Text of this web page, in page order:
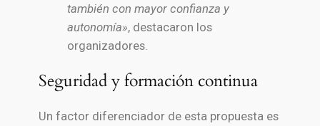
también con mayor confianza y
autonomía», destacaron los
organizadores.
Seguridad y formación continua
Un factor diferenciador de esta propuesta es